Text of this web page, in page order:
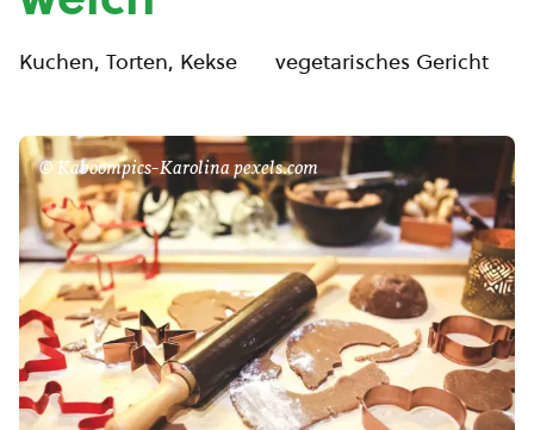
Kuchen, Torten, Kekse vegetarisches Gericht
© Kaboompics-Karolina pexels.com